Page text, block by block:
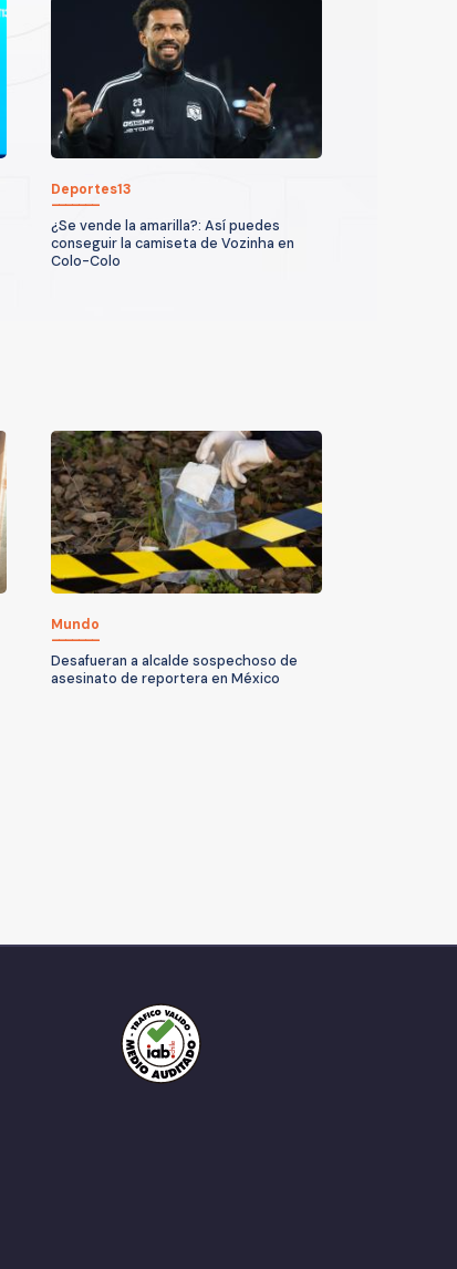
Deportes13
¿Se vende la amarilla?: Así puedes
conseguir la camiseta de Vozinha en
Colo-Colo
Mundo
Desafueran a alcalde sospechoso de
asesinato de reportera en México